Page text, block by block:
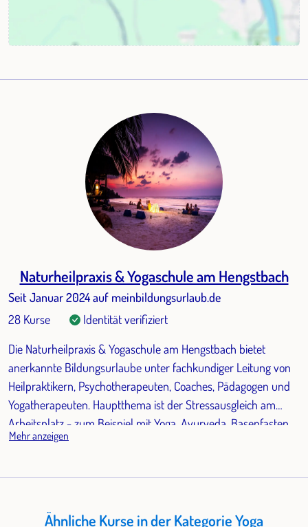
Naturheilpraxis & Yogaschule am Hengstbach
Seit Januar 2024 auf meinbildungsurlaub.de
28 Kurse
Identität verifiziert
Die Naturheilpraxis & Yogaschule am Hengstbach bietet
anerkannte Bildungsurlaube unter fachkundiger Leitung von
Heilpraktikern, Psychotherapeuten, Coaches, Pädagogen und
Yogatherapeuten. Hauptthema ist der Stressausgleich am
Arbeitsplatz - zum Beispiel mit Yoga, Ayurveda, Basenfasten,
Wandern, Kommunikation oder Meditation.
Mehr anzeigen
Ähnliche Kurse in der Kategorie Yoga